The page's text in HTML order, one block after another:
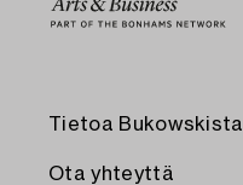
Tietoa Bukowskista
Ota yhteyttä